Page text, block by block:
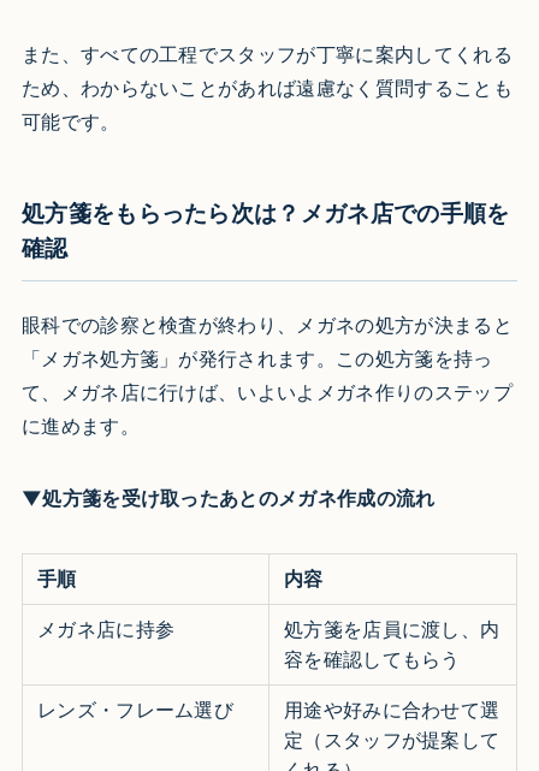
また、すべての工程でスタッフが丁寧に案内してくれる
ため、わからないことがあれば遠慮なく質問することも
可能です。
処方箋をもらったら次は？メガネ店での手順を
確認
眼科での診察と検査が終わり、メガネの処方が決まると
「メガネ処方箋」が発行されます。この処方箋を持っ
て、メガネ店に行けば、いよいよメガネ作りのステップ
に進めます。
▼処方箋を受け取ったあとのメガネ作成の流れ
手順 内容
メガネ店に持参
処方箋を店員に渡し、内
容を確認してもらう
レンズ・フレーム選び
用途や好みに合わせて選
定（スタッフが提案して